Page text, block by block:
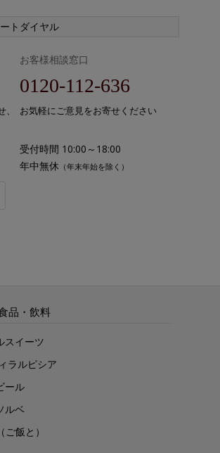
トダイヤル
お客様相談窓口
0120-112-636
お気軽にご意見をお寄せください
受付時間 10:00～18:00
年中無休 （年末年始を除く）
品・飲料
スイーツ
ラルピシア
ール
ルベ
飯と）